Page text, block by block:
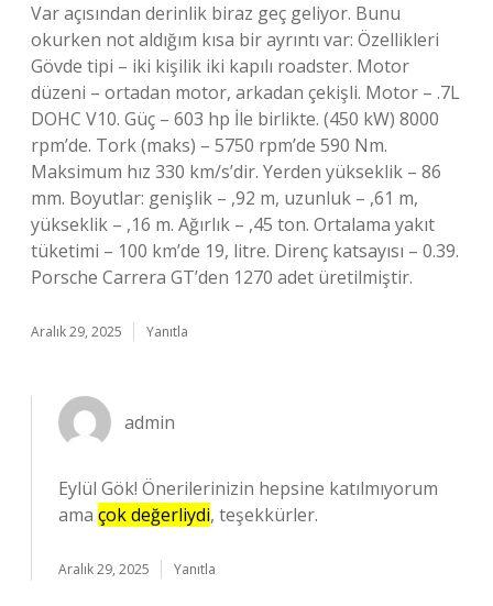
Var açısından derinlik biraz geç geliyor. Bunu
okurken not aldığım kısa bir ayrıntı var: Özellikleri
Gövde tipi – iki kişilik iki kapılı roadster. Motor
düzeni – ortadan motor, arkadan çekişli. Motor – .7L
DOHC V10. Güç – 603 hp İle birlikte. (450 kW) 8000
rpm’de. Tork (maks) – 5750 rpm’de 590 Nm.
Maksimum hız 330 km/s’dir. Yerden yükseklik – 86
mm. Boyutlar: genişlik – ,92 m, uzunluk – ,61 m,
yükseklik – ,16 m. Ağırlık – ,45 ton. Ortalama yakıt
tüketimi – 100 km’de 19, litre. Direnç katsayısı – 0.39.
Porsche Carrera GT’den 1270 adet üretilmiştir.
Aralık 29, 2025 Yanıtla
admin
Eylül Gök! Önerilerinizin hepsine katılmıyorum
ama çok değerliydi, teşekkürler.
Aralık 29, 2025 Yanıtla